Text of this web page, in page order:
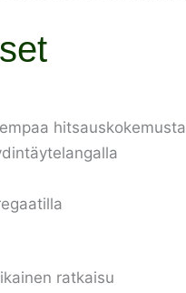
hitsauskokemusta
ratkaisu